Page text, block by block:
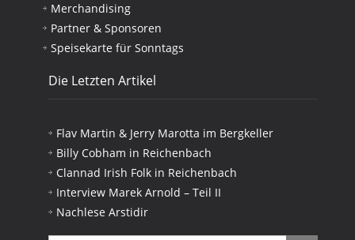
Merchandising
Partner & Sponsoren
Speisekarte für Sonntags
Die Letzten Artikel
Flav Martin & Jerry Marotta im Bergkeller
Billy Cobham in Reichenbach
Clannad Irish Folk in Reichenbach
Interview Marek Arnold – Teil II
Nachlese Arstidir